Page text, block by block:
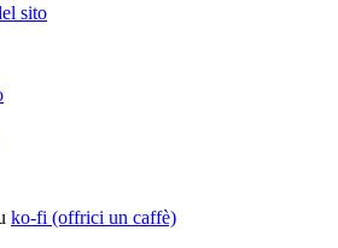
sito
ko-fi (offrici un caffè)